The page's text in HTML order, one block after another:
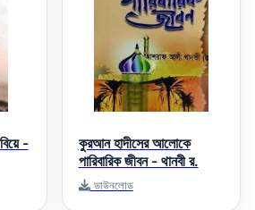
-
কুরআন হাদীসের আলোকে
পারিবারিক জীবন - থানবী র.
ডাউনলোড